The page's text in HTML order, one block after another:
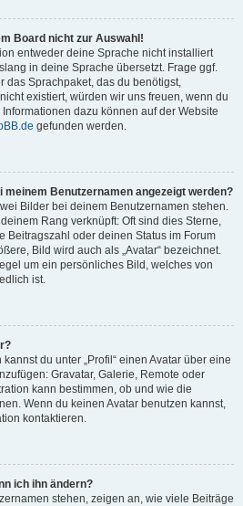
Board nicht zur Auswahl!
entweder deine Sprache nicht installiert
in deine Sprache übersetzt. Frage ggf.
das Sprachpaket, das du benötigst,
existiert, würden wir uns freuen, wenn du
dazu können auf der Website
gefunden werden.
meinem Benutzernamen angezeigt werden?
Bilder bei deinem Benutzernamen stehen.
Rang verknüpft: Oft sind dies Sterne,
Beitragszahl oder deinen Status im Forum
Bild wird auch als „Avatar“ bezeichnet.
um ein persönliches Bild, welches von
ist.
du unter „Profil“ einen Avatar über eine
Gravatar, Galerie, Remote oder
kann bestimmen, ob und wie die
Wenn du keinen Avatar benutzen kannst,
kontaktieren.
ich ihn ändern?
stehen, zeigen an, wie viele Beiträge